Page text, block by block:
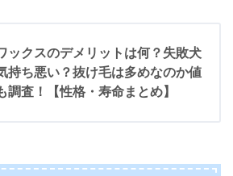
ックスのデメリットは何？失敗犬
持ち悪い？抜け毛は多めなのか値
調査！【性格・寿命まとめ】